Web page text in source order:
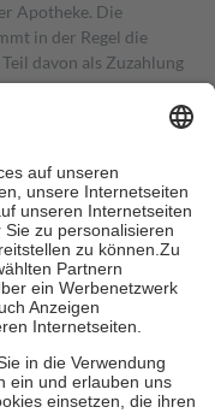
Apotheke. Die
in der Regel die
davon als Zuzahlung
in Höhe von zehn
als die tatsächlichen
Online-Apotheken.
beträgt die
zehn Euro je
eigene Gesundheit zu
zu unterstützen,
18. Lebensjahr